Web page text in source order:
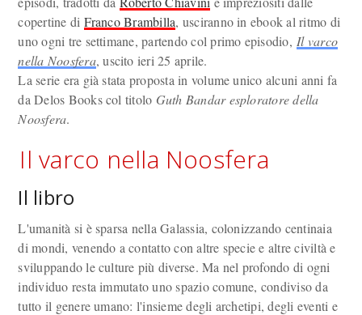
copertine di Franco Brambilla, usciranno in ebook al ritmo di
uno ogni tre settimane, partendo col primo episodio, Il varco
nella Noosfera, uscito ieri 25 aprile.
La serie era già stata proposta in volume unico alcuni anni fa
da Delos Books col titolo Guth Bandar esploratore della
Noosfera.
Il varco nella Noosfera
Il libro
L'umanità si è sparsa nella Galassia, colonizzando centinaia
di mondi, venendo a contatto con altre specie e altre civiltà e
sviluppando le culture più diverse. Ma nel profondo di ogni
individuo resta immutato uno spazio comune, condiviso da
tutto il genere umano: l'insieme degli archetipi, degli eventi e